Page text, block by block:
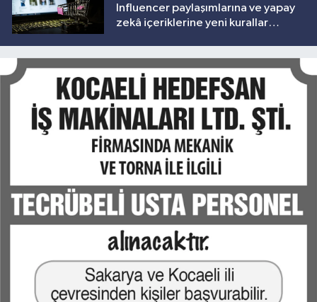
Influencer paylaşımlarına ve yapay
zekâ içeriklerine yeni kurallar